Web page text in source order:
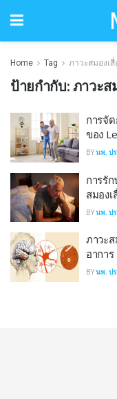
Home Tag ภาวะสมองเ
ป้ายกำกับ: ภาวะส
การจั
ของ
BYนพ. ป
การรั
สมอง
BYนพ. ป
ภาวะส
อากา
BYนพ. ป